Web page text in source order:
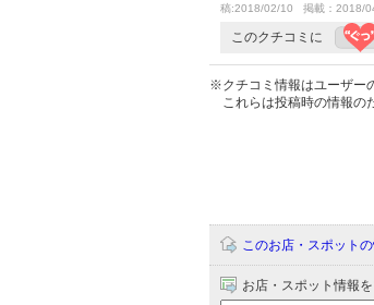
稿:2018/02/10 掲載：2018/
このクチコミに
※クチコミ情報はユーザー
これらは投稿時の情報の
このお店・スポット
お店・スポット情報